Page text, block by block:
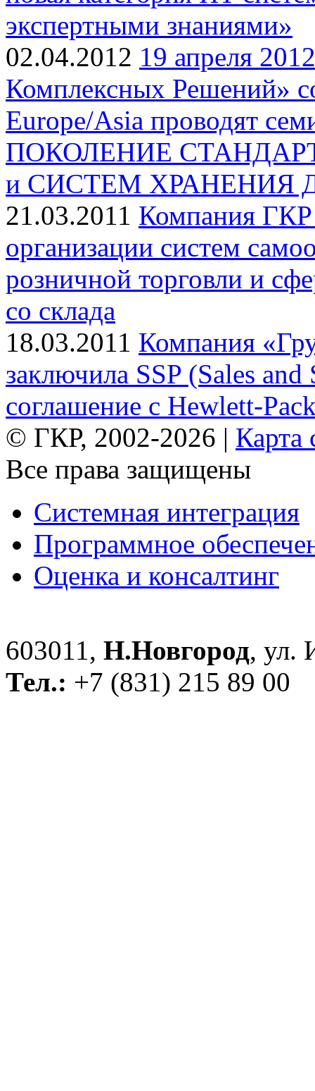
экспертными знаниями»
02.04.2012 19 апреля
Комплексных Решений»
Europe/Asia проводят
ПОКОЛЕНИЕ
и СИСТЕМ ХРАНЕНИЯ
21.03.2011 Компания ГКР
организации систем
розничной торговли и
со склада
18.03.2011 Компания
заключила SSP (Sales
соглашение с Hewlett-
© ГКР, 2002-2026 | Карта
Все права защищены
Системная интеграция
Программное
Оценка и консалтинг
603011, Н.Новгород, ул.
Тел.: +7 (831) 215 89 00